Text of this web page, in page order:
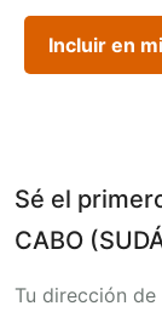
Incluir en
Sé el
CABO
Tu dirección